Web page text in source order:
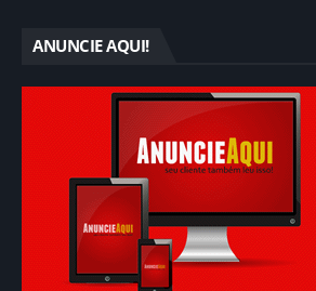
ANUNCIE AQUI!